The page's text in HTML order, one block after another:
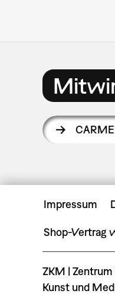
Impressum
Shop-Vertrag
ZKM |
Kunst und